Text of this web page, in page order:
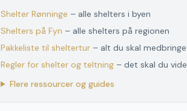
Shelter Rønninge – alle shelters i byen
Shelters på Fyn – alle shelters på regionen
Pakkeliste til sheltertur – alt du skal medbringe
Regler for shelter og teltning – det skal du vide
Flere ressourcer og guides